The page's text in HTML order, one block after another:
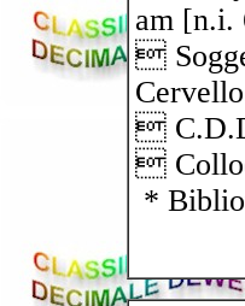
am [n.i.



*